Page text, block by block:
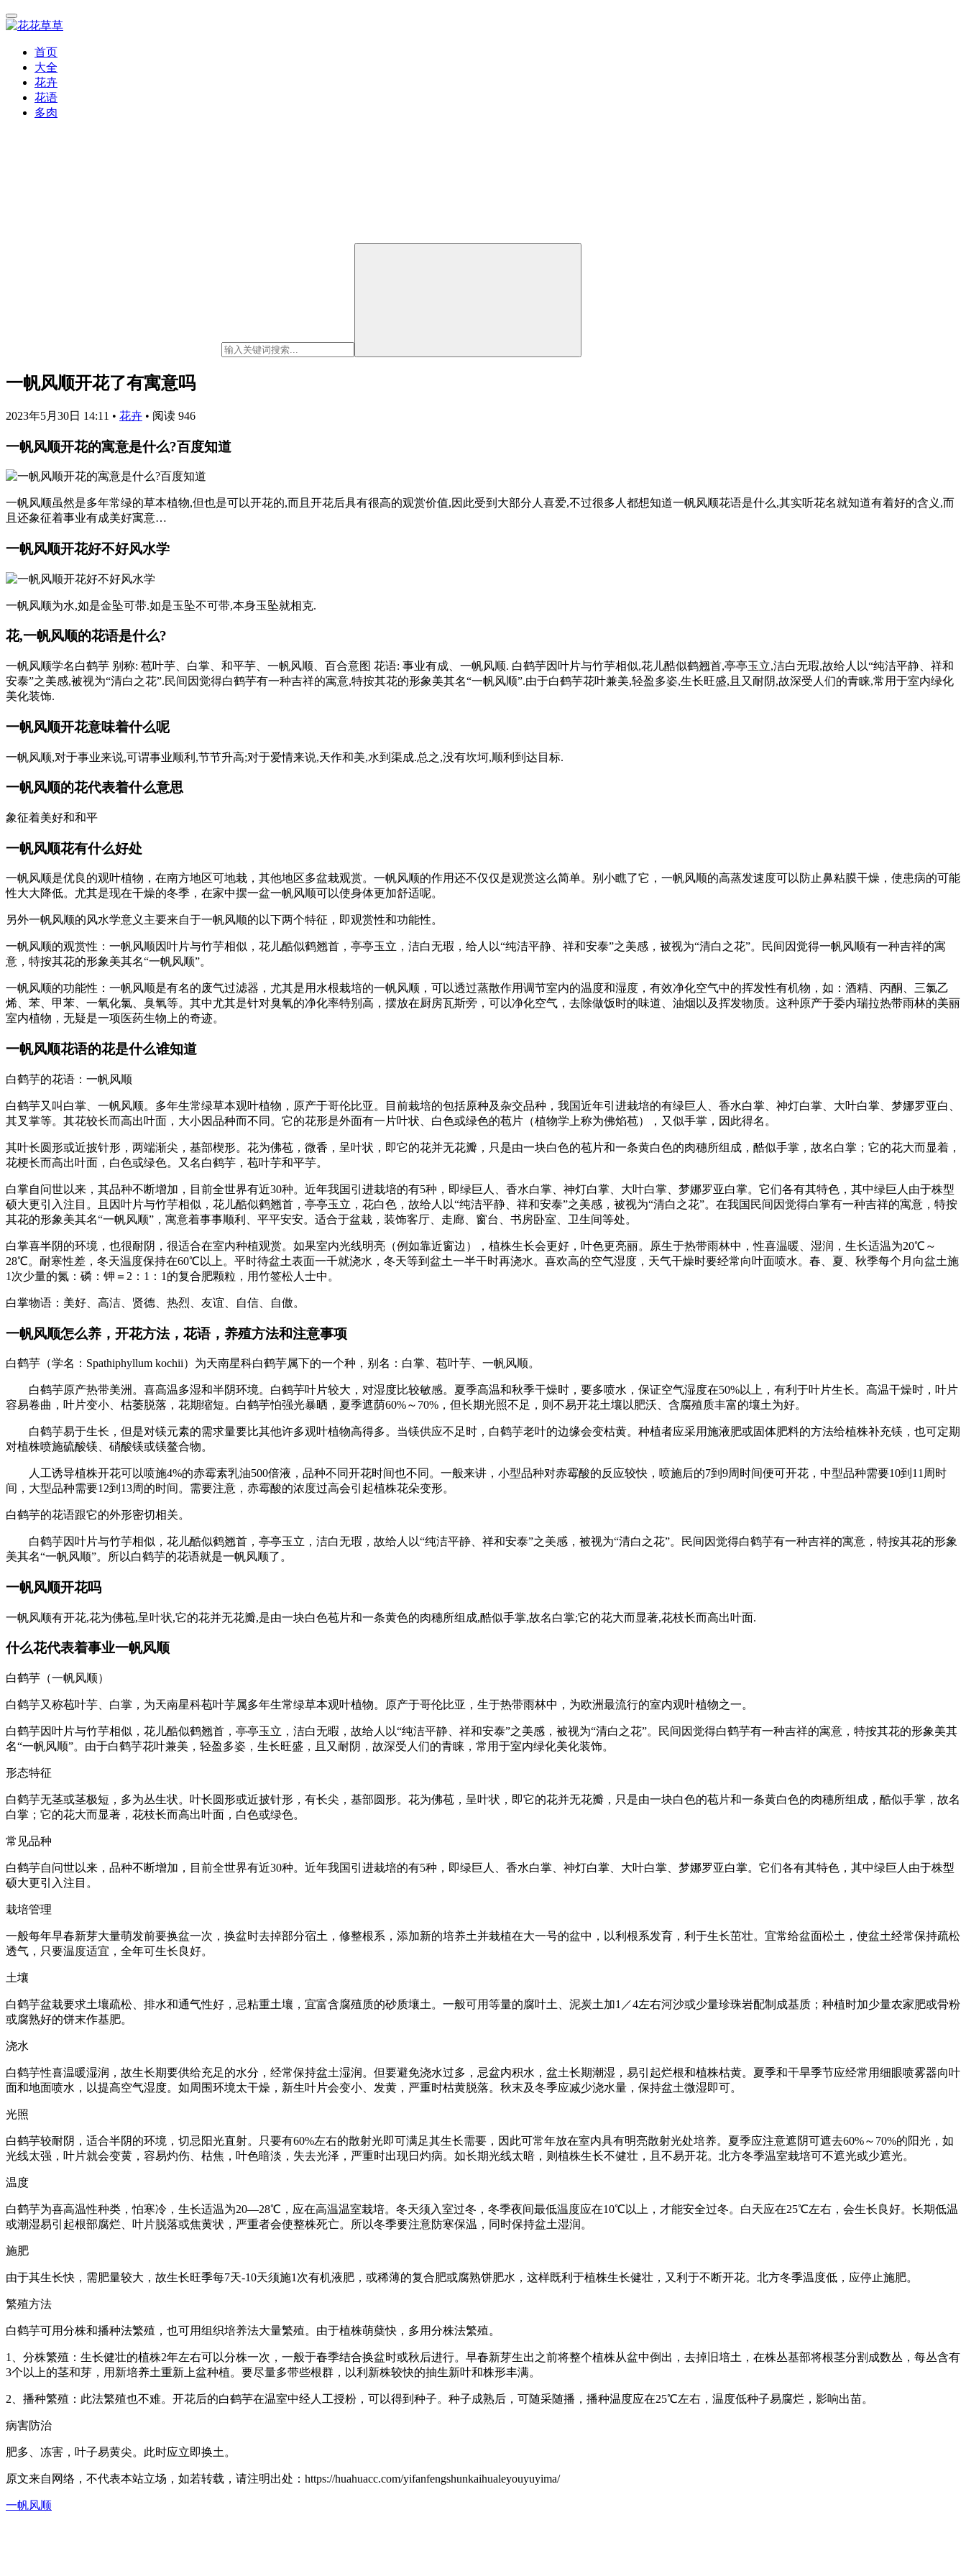
首页
大全
花卉
花语
多肉
一帆风顺开花了有寓意吗
2023年5月30日 14:11 • 花卉 • 阅读 946
一帆风顺开花的寓意是什么?百度知道
一帆风顺虽然是多年常绿的草本植物,但也是可以开花的,而且开花后具有很高的观赏价值,因此受到大部分人喜爱,不过很多人都想知道一帆风顺花语是什么,其实听花名就知道有着好的含义,而
且还象征着事业有成美好寓意…
一帆风顺开花好不好风水学
一帆风顺为水,如是金坠可带.如是玉坠不可带,本身玉坠就相克.
花,一帆风顺的花语是什么?
一帆风顺学名白鹤芋 别称: 苞叶芋、白掌、和平芋、一帆风顺、百合意图 花语: 事业有成、一帆风顺. 白鹤芋因叶片与竹芋相似,花儿酷似鹤翘首,亭亭玉立,洁白无瑕,故给人以“纯洁平静、祥和
安泰”之美感,被视为“清白之花”.民间因觉得白鹤芋有一种吉祥的寓意,特按其花的形象美其名“一帆风顺”.由于白鹤芋花叶兼美,轻盈多姿,生长旺盛,且又耐阴,故深受人们的青睐,常用于室内绿化
美化装饰.
一帆风顺开花意味着什么呢
一帆风顺,对于事业来说,可谓事业顺利,节节升高;对于爱情来说,天作和美,水到渠成.总之,没有坎坷,顺利到达目标.
一帆风顺的花代表着什么意思
象征着美好和和平
一帆风顺花有什么好处
一帆风顺是优良的观叶植物，在南方地区可地栽，其他地区多盆栽观赏。一帆风顺的作用还不仅仅是观赏这么简单。别小瞧了它，一帆风顺的高蒸发速度可以防止鼻粘膜干燥，使患病的可能
性大大降低。尤其是现在干燥的冬季，在家中摆一盆一帆风顺可以使身体更加舒适呢。
另外一帆风顺的风水学意义主要来自于一帆风顺的以下两个特征，即观赏性和功能性。
一帆风顺的观赏性：一帆风顺因叶片与竹芋相似，花儿酷似鹤翘首，亭亭玉立，洁白无瑕，给人以“纯洁平静、祥和安泰”之美感，被视为“清白之花”。民间因觉得一帆风顺有一种吉祥的寓
意，特按其花的形象美其名“一帆风顺”。
一帆风顺的功能性：一帆风顺是有名的废气过滤器，尤其是用水根栽培的一帆风顺，可以透过蒸散作用调节室内的温度和湿度，有效净化空气中的挥发性有机物，如：酒精、丙酮、三氯乙
烯、苯、甲苯、一氧化氯、臭氧等。其中尤其是针对臭氧的净化率特别高，摆放在厨房瓦斯旁，可以净化空气，去除做饭时的味道、油烟以及挥发物质。这种原产于委内瑞拉热带雨林的美丽
室内植物，无疑是一项医药生物上的奇迹。
一帆风顺花语的花是什么谁知道
白鹤芋的花语：一帆风顺
白鹤芋又叫白掌、一帆风顺。多年生常绿草本观叶植物，原产于哥伦比亚。目前栽培的包括原种及杂交品种，我国近年引进栽培的有绿巨人、香水白掌、神灯白掌、大叶白掌、梦娜罗亚白、
其叉掌等。其花较长而高出叶面，大小因品种而不同。它的花形是外面有一片叶状、白色或绿色的苞片（植物学上称为佛焰苞），又似手掌，因此得名。
其叶长圆形或近披针形，两端渐尖，基部楔形。花为佛苞，微香，呈叶状，即它的花并无花瓣，只是由一块白色的苞片和一条黄白色的肉穗所组成，酷似手掌，故名白掌；它的花大而显着，
花梗长而高出叶面，白色或绿色。又名白鹤芋，苞叶芋和平芋。
白掌自问世以来，其品种不断增加，目前全世界有近30种。近年我国引进栽培的有5种，即绿巨人、香水白掌、神灯白掌、大叶白掌、梦娜罗亚白掌。它们各有其特色，其中绿巨人由于株型
硕大更引入注目。且因叶片与竹芋相似，花儿酷似鹤翘首，亭亭玉立，花白色，故给人以“纯洁平静、祥和安泰”之美感，被视为“清白之花”。在我国民间因觉得白掌有一种吉祥的寓意，特按
其花的形象美其名“一帆风顺”，寓意着事事顺利、平平安安。适合于盆栽，装饰客厅、走廊、窗台、书房卧室、卫生间等处。
白掌喜半阴的环境，也很耐阴，很适合在室内种植观赏。如果室内光线明亮（例如靠近窗边），植株生长会更好，叶色更亮丽。原生于热带雨林中，性喜温暖、湿润，生长适温为20℃～
28℃。耐寒性差，冬天温度保持在60℃以上。平时待盆土表面一千就浇水，冬天等到盆土一半干时再浇水。喜欢高的空气湿度，天气干燥时要经常向叶面喷水。春、夏、秋季每个月向盆土施
1次少量的氮：磷：钾＝2：1：1的复合肥颗粒，用竹签松人士中。
白掌物语：美好、高洁、贤德、热烈、友谊、自信、自傲。
一帆风顺怎么养，开花方法，花语，养殖方法和注意事项
白鹤芋（学名：Spathiphyllum kochii）为天南星科白鹤芋属下的一个种，别名：白掌、苞叶芋、一帆风顺。
白鹤芋原产热带美洲。喜高温多湿和半阴环境。白鹤芋叶片较大，对湿度比较敏感。夏季高温和秋季干燥时，要多喷水，保证空气湿度在50%以上，有利于叶片生长。高温干燥时，叶片
容易卷曲，叶片变小、枯萎脱落，花期缩短。白鹤芋怕强光暴晒，夏季遮荫60%～70%，但长期光照不足，则不易开花土壤以肥沃、含腐殖质丰富的壤土为好。
白鹤芋易于生长，但是对镁元素的需求量要比其他许多观叶植物高得多。当镁供应不足时，白鹤芋老叶的边缘会变枯黄。种植者应采用施液肥或固体肥料的方法给植株补充镁，也可定期
对植株喷施硫酸镁、硝酸镁或镁鳌合物。
人工诱导植株开花可以喷施4%的赤霉素乳油500倍液，品种不同开花时间也不同。一般来讲，小型品种对赤霉酸的反应较快，喷施后的7到9周时间便可开花，中型品种需要10到11周时
间，大型品种需要12到13周的时间。需要注意，赤霉酸的浓度过高会引起植株花朵变形。
白鹤芋的花语跟它的外形密切相关。
白鹤芋因叶片与竹芋相似，花儿酷似鹤翘首，亭亭玉立，洁白无瑕，故给人以“纯洁平静、祥和安泰”之美感，被视为“清白之花”。民间因觉得白鹤芋有一种吉祥的寓意，特按其花的形象
美其名“一帆风顺”。所以白鹤芋的花语就是一帆风顺了。
一帆风顺开花吗
一帆风顺有开花,花为佛苞,呈叶状,它的花并无花瓣,是由一块白色苞片和一条黄色的肉穗所组成,酷似手掌,故名白掌;它的花大而显著,花枝长而高出叶面.
什么花代表着事业一帆风顺
白鹤芋（一帆风顺）
白鹤芋又称苞叶芋、白掌，为天南星科苞叶芋属多年生常绿草本观叶植物。原产于哥伦比亚，生于热带雨林中，为欧洲最流行的室内观叶植物之一。
白鹤芋因叶片与竹芋相似，花儿酷似鹤翘首，亭亭玉立，洁白无暇，故给人以“纯洁平静、祥和安泰”之美感，被视为“清白之花”。民间因觉得白鹤芋有一种吉祥的寓意，特按其花的形象美其
名“一帆风顺”。由于白鹤芋花叶兼美，轻盈多姿，生长旺盛，且又耐阴，故深受人们的青睐，常用于室内绿化美化装饰。
形态特征
白鹤芋无茎或茎极短，多为丛生状。叶长圆形或近披针形，有长尖，基部圆形。花为佛苞，呈叶状，即它的花并无花瓣，只是由一块白色的苞片和一条黄白色的肉穗所组成，酷似手掌，故名
白掌；它的花大而显著，花枝长而高出叶面，白色或绿色。
常见品种
白鹤芋自问世以来，品种不断增加，目前全世界有近30种。近年我国引进栽培的有5种，即绿巨人、香水白掌、神灯白掌、大叶白掌、梦娜罗亚白掌。它们各有其特色，其中绿巨人由于株型
硕大更引入注目。
栽培管理
一般每年早春新芽大量萌发前要换盆一次，换盆时去掉部分宿土，修整根系，添加新的培养土并栽植在大一号的盆中，以利根系发育，利于生长茁壮。宜常给盆面松土，使盆土经常保持疏松
透气，只要温度适宜，全年可生长良好。
土壤
白鹤芋盆栽要求土壤疏松、排水和通气性好，忌粘重土壤，宜富含腐殖质的砂质壤土。一般可用等量的腐叶土、泥炭土加1／4左右河沙或少量珍珠岩配制成基质；种植时加少量农家肥或骨粉
或腐熟好的饼末作基肥。
浇水
白鹤芋性喜温暖湿润，故生长期要供给充足的水分，经常保持盆土湿润。但要避免浇水过多，忌盆内积水，盆土长期潮湿，易引起烂根和植株枯黄。夏季和干旱季节应经常用细眼喷雾器向叶
面和地面喷水，以提高空气湿度。如周围环境太干燥，新生叶片会变小、发黄，严重时枯黄脱落。秋末及冬季应减少浇水量，保持盆土微湿即可。
光照
白鹤芋较耐阴，适合半阴的环境，切忌阳光直射。只要有60%左右的散射光即可满足其生长需要，因此可常年放在室内具有明亮散射光处培养。夏季应注意遮阴可遮去60%～70%的阳光，如
光线太强，叶片就会变黄，容易灼伤、枯焦，叶色暗淡，失去光泽，严重时出现日灼病。如长期光线太暗，则植株生长不健壮，且不易开花。北方冬季温室栽培可不遮光或少遮光。
温度
白鹤芋为喜高温性种类，怕寒冷，生长适温为20—28℃，应在高温温室栽培。冬天须入室过冬，冬季夜间最低温度应在10℃以上，才能安全过冬。白天应在25℃左右，会生长良好。长期低温
或潮湿易引起根部腐烂、叶片脱落或焦黄状，严重者会使整株死亡。所以冬季要注意防寒保温，同时保持盆土湿润。
施肥
由于其生长快，需肥量较大，故生长旺季每7天-10天须施1次有机液肥，或稀薄的复合肥或腐熟饼肥水，这样既利于植株生长健壮，又利于不断开花。北方冬季温度低，应停止施肥。
繁殖方法
白鹤芋可用分株和播种法繁殖，也可用组织培养法大量繁殖。由于植株萌蘖快，多用分株法繁殖。
1、分株繁殖：生长健壮的植株2年左右可以分株一次，一般于春季结合换盆时或秋后进行。早春新芽生出之前将整个植株从盆中倒出，去掉旧培土，在株丛基部将根茎分割成数丛，每丛含有
3个以上的茎和芽，用新培养土重新上盆种植。要尽量多带些根群，以利新株较快的抽生新叶和株形丰满。
2、播种繁殖：此法繁殖也不难。开花后的白鹤芋在温室中经人工授粉，可以得到种子。种子成熟后，可随采随播，播种温度应在25℃左右，温度低种子易腐烂，影响出苗。
病害防治
肥多、冻害，叶子易黄尖。此时应立即换土。
原文来自网络，不代表本站立场，如若转载，请注明出处：https://huahuacc.com/yifanfengshunkaihualeyouyuyima/
一帆风顺